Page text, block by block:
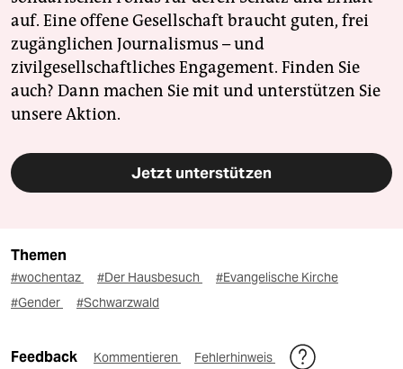
auf. Eine offene Gesellschaft braucht guten, frei
zugänglichen Journalismus – und
zivilgesellschaftliches Engagement. Finden Sie
auch? Dann machen Sie mit und unterstützen Sie
unsere Aktion.
Jetzt unterstützen
Themen
#wochentaz #Der Hausbesuch
#Evangelische Kirche
#Gender
#Schwarzwald
Feedback Kommentieren Fehlerhinweis